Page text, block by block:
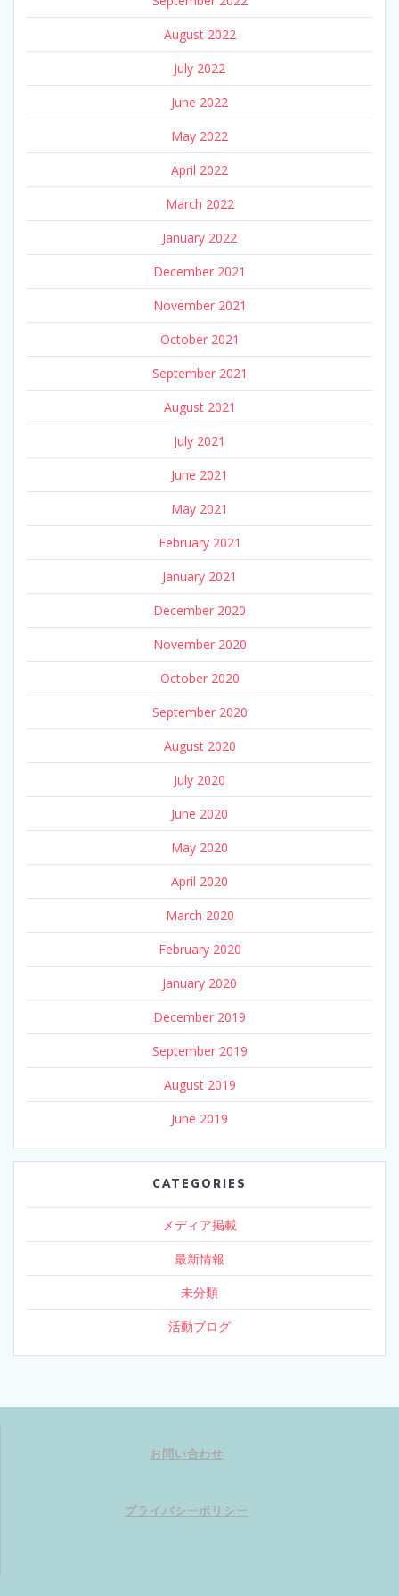
August 2022
July 2022
June 2022
May 2022
April 2022
March 2022
January 2022
December 2021
November 2021
October 2021
September 2021
August 2021
July 2021
June 2021
May 2021
February 2021
January 2021
December 2020
November 2020
October 2020
September 2020
August 2020
July 2020
June 2020
May 2020
April 2020
March 2020
February 2020
January 2020
December 2019
September 2019
August 2019
June 2019
CATEGORIES
メディア掲載
最新情報
未分類
活動ブログ
お問い合わせ
プライバシーポリシー